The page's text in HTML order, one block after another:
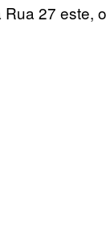
27 este,